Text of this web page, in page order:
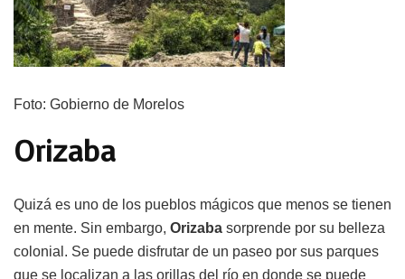
Foto: Gobierno de Morelos
Orizaba
Quizá es uno de los pueblos mágicos que menos se tienen
en mente. Sin embargo, Orizaba sorprende por su belleza
colonial. Se puede disfrutar de un paseo por sus parques
que se localizan a las orillas del río en donde se puede